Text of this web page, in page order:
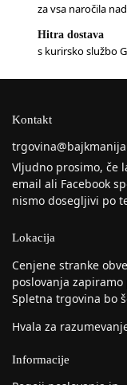
za vsa naročila
Hitra dostava
s kurirsko službo
Kontakt
Vljudno prosimo, če
email ali Facebook
nismo dosegljivi po
Lokacija
Cenjene stranke
poslovanja
Spletna trgovina bo
Hvala za
Informacije